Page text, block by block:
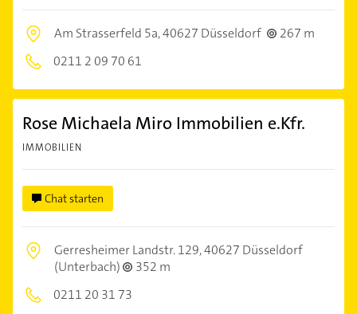
Am Strasserfeld 5a,40627 Düsseldorf
267 m
0211 2 09 70 61
Rose Michaela Miro Immobilien e.Kfr.
IMMOBILIEN
Chat starten
Gerresheimer Landstr. 129,40627 Düsseldorf
(Unterbach)
352 m
0211 20 31 73